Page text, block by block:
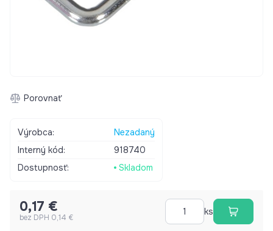
Porovnať
Výrobca:
Nezadaný
Interný kód:
918740
Dostupnosť:
Skladom
0,17 €
bez DPH 0,14 €
ks